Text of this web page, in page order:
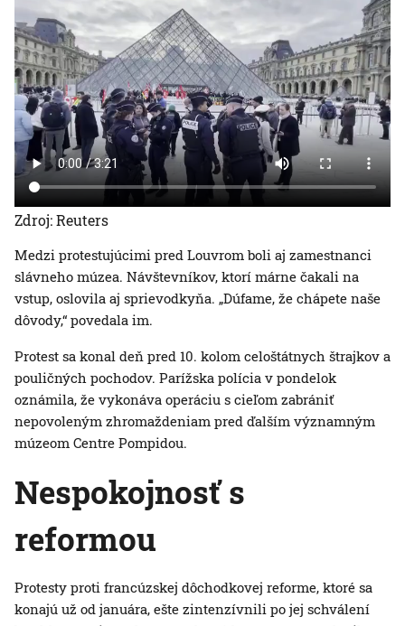
Zdroj: Reuters
Medzi protestujúcimi pred Louvrom boli aj zamestnanci
slávneho múzea. Návštevníkov, ktorí márne čakali na
vstup, oslovila aj sprievodkyňa. „Dúfame, že chápete naše
dôvody,“ povedala im.
Protest sa konal deň pred 10. kolom celoštátnych štrajkov a
pouličných pochodov. Parížska polícia v pondelok
oznámila, že vykonáva operáciu s cieľom zabrániť
nepovoleným zhromaždeniam pred ďalším významným
múzeom Centre Pompidou.
Nespokojnosť s
reformou
Protesty proti francúzskej dôchodkovej reforme, ktoré sa
konajú už od januára, ešte zintenzívnili po jej schválení